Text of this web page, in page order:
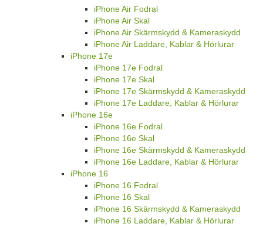
iPhone Air Fodral
iPhone Air Skal
iPhone Air Skärmskydd & Kameraskydd
iPhone Air Laddare, Kablar & Hörlurar
iPhone 17e
iPhone 17e Fodral
iPhone 17e Skal
iPhone 17e Skärmskydd & Kameraskydd
iPhone 17e Laddare, Kablar & Hörlurar
iPhone 16e
iPhone 16e Fodral
iPhone 16e Skal
iPhone 16e Skärmskydd & Kameraskydd
iPhone 16e Laddare, Kablar & Hörlurar
iPhone 16
iPhone 16 Fodral
iPhone 16 Skal
iPhone 16 Skärmskydd & Kameraskydd
iPhone 16 Laddare, Kablar & Hörlurar